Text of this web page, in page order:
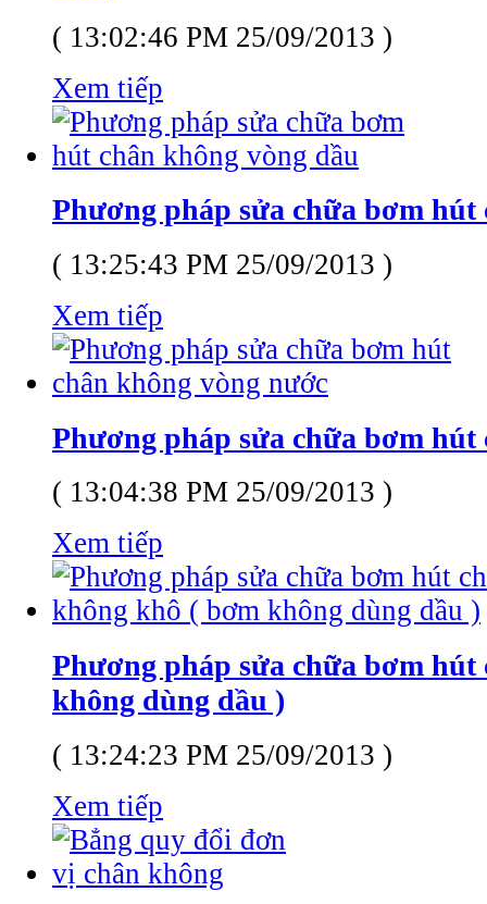
( 13:02:46 PM 25/09/2013 )
Xem tiếp
Phương pháp sửa chữa bơm hút
( 13:25:43 PM 25/09/2013 )
Xem tiếp
Phương pháp sửa chữa bơm
( 13:04:38 PM 25/09/2013 )
Xem tiếp
Phương pháp sửa chữa bơm
không dùng dầu )
( 13:24:23 PM 25/09/2013 )
Xem tiếp